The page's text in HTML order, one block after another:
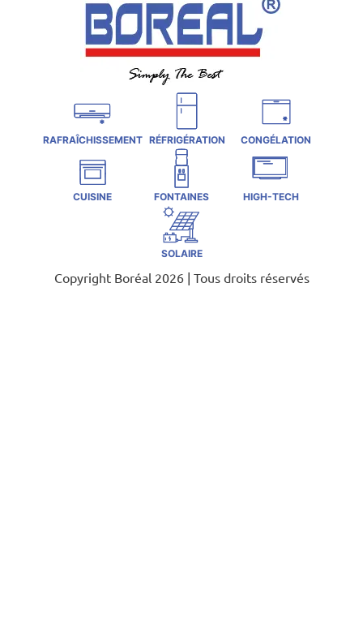
RAFRAÎCHISSEMENT RÉFRIGÉRATION CONGÉLATION
CUISINE FONTAINES HIGH-TECH
SOLAIRE
Copyright Boréal 2026 | Tous droits réservés